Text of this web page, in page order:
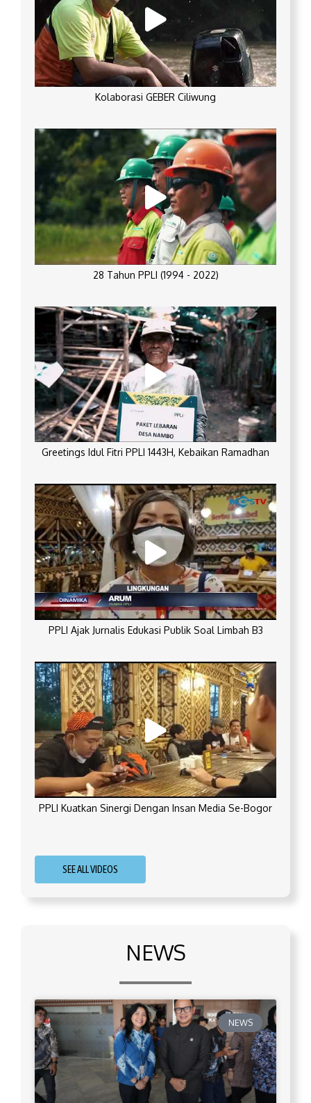
Kolaborasi GEBER Ciliwung
28 Tahun PPLI (1994 - 2022)
Greetings Idul Fitri PPLI 1443H, Kebaikan Ramadhan
PPLI Ajak Jurnalis Edukasi Publik Soal Limbah B3
PPLI Kuatkan Sinergi Dengan Insan Media Se-Bogor
SEE ALL VIDEOS
NEWS
NEWS